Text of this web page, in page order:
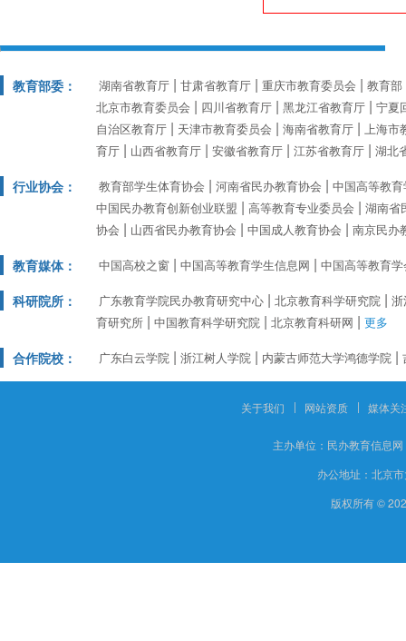
教育部委： 湖南省教育厅 甘肃省教育厅 重庆市教育委员会
教育部
北京市教育委员会
四川省教育厅 黑龙江省教育厅
宁夏
自治区教育厅
天津市教育委员会 海南省教育厅
上海市
育厅
山西省教育厅 安徽省教育厅 江苏省教育厅 湖北
行业协会： 教育部学生体育协会 河南省民办教育协会
中国高等教
中国民办教育创新创业联盟
高等教育专业委员会
湖南省
协会
山西省民办教育协会 中国成人教育协会 南京民办
教育媒体： 中国高校之窗 中国高等教育学生信息网 中国高等教育
科研院所： 广东教育学院民办教育研究中心 北京教育科学研究院
育研究所
中国教育科学研究院 北京教育科研网 更多
合作院校： 广东白云学院 浙江树人学院 内蒙古师范大学鸿德学院
关于我们 网站资质 媒体关
主办单位： 民办教育信息网
办公地址： 北京
版权所有 ©